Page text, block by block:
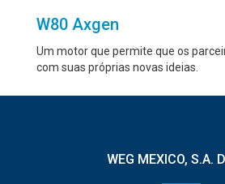
W80 Axgen
Um motor que permite que os
com suas próprias novas ideias.
WEG MEXICO, S.A.